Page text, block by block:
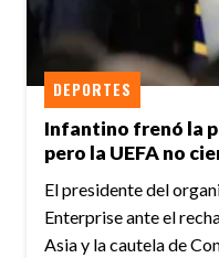
Infantino frenó la
pero la UEFA no
DEPORTES
El presidente del
Enterprise ante el
Asia y la cautela de